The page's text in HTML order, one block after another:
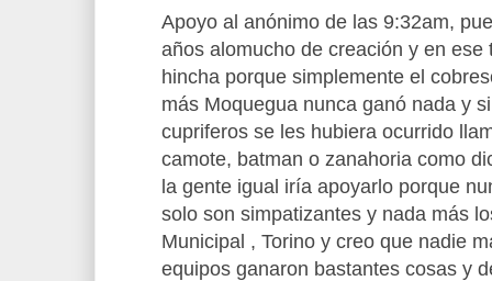
Apoyo al anónimo de las 9:32am,
años alomucho de creación y en
hincha porque simplemente el
más Moquegua nunca ganó nada y
cupriferos se les hubiera ocurrido
camote, batman o zanahoria como
la gente igual iría apoyarlo porque
solo son simpatizantes y nada más
Municipal , Torino y creo que nadie
equipos ganaron bastantes cosas y